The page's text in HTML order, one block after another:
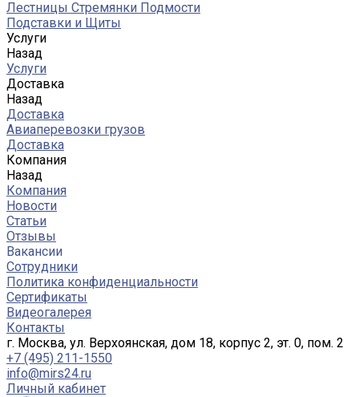
Лестницы Стремянки Подмости
Подставки и Щиты
Услуги
Назад
Услуги
Доставка
Назад
Доставка
Авиаперевозки грузов
Доставка
Компания
Назад
Компания
Новости
Статьи
Отзывы
Вакансии
Сотрудники
Политика конфиденциальности
Сертификаты
Видеогалерея
Контакты
г. Москва, ул. Верхоянская, дом 18, корпус 2, эт. 0, пом. 2
+7 (495) 211-1550
info@mirs24.ru
Личный кабинет